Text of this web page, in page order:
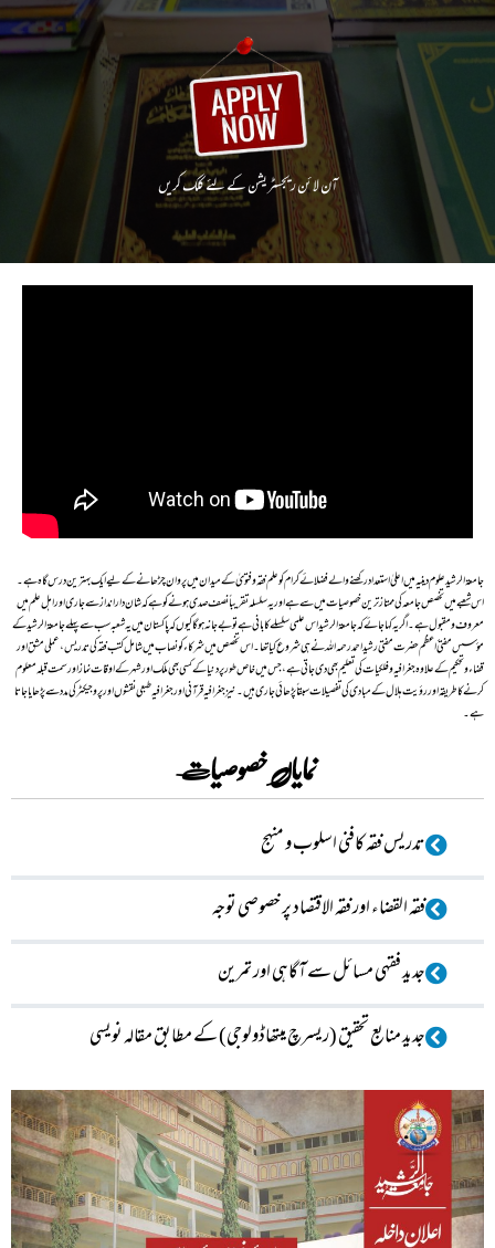
آن لا ئن ریجسٹریشن کے لئے کلک کریں
جامعۃ الرشید علوم دینیہ میں اعلیٰ استعداد رکھنے والے فضلائے کرام کو علم فقہ و فتویٰ کے میدان میں پروان چڑھانے کے لیے ایک بہترین درس گاہ ہے۔
اس شعبے میں تخصص جامعہ کی ممتاز ترین خصوصیات میں سے ہے اور یہ سلسلہ تقریباً نصف صدی ہونے کو ہے کہ شان دار انداز سے جاری اور اہل علم میں
معروف و مقبول ہے ۔ اگر یہ کہا جائے کہ جامعۃ الرشید اس علمی سلسلے کا بانی ہے تو بے جا نہ ہوگا کیوں کہ پاکستان میں یہ شعبہ سب سے پہلے جامعۃ الرشید کے
مؤسس مفتی ٔ اعظم حضرت مفتی رشید احمد رحمہ اللہ نے ہی شروع کیا تھا۔ اس تخصص میں شرکاء کو نصاب میں شامل کتب فقہ کی تدریس، عملی مشق اور
قضاء و تحکیم کے علاوہ جغرافیہ و فلکیات کی تعلیم بھی دی جاتی ہے، جس میں خاص طور پر دنیا کے کسی بھی ملک اور شہر کے اوقات نماز اور سمت قبلہ معلوم
کرنے کا طریقہ اور رؤیت ہلال کے مبادی کی تفصیلات سبقاً پڑھائی جاری ہیں۔ نیز جغرافیہ قرآنی اور جغرافیہ طبعی نقشوں اور پروجیکٹر کی مدد سے پڑھایا جاتا
ہے۔
نمایاں خصوصیات
تدریس فقہ کافنی اسلوب و منہج
فقه القضاء اور فقہ الاقتصاد پر خصوصی توجہ
جدید فقہی مسائل سے آگاہی اور تمرین
جدید منابع تحقیق (ریسرچ میتھاڈولوجی) کے مطابق مقالہ نویسی